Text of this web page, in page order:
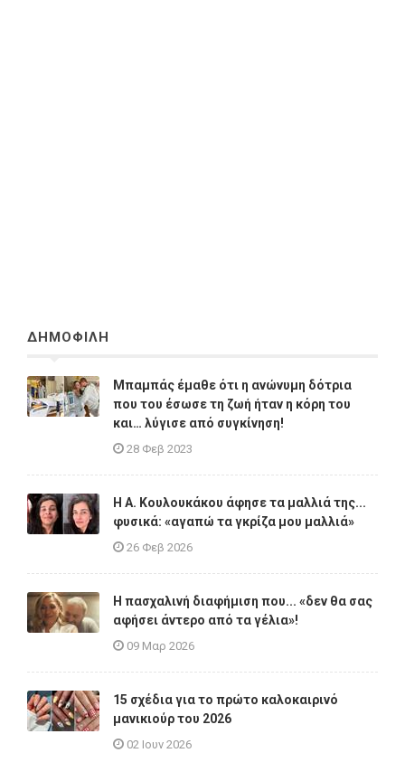
ΔΗΜΟΦΙΛΗ
Μπαμπάς έμαθε ότι η ανώνυμη δότρια
που του έσωσε τη ζωή ήταν η κόρη του
και… λύγισε από συγκίνηση!
28 Φεβ 2023
Η A. Κουλουκάκου άφησε τα μαλλιά της...
φυσικά: «αγαπώ τα γκρίζα μου μαλλιά»
26 Φεβ 2026
Η πασχαλινή διαφήμιση που... «δεν θα σας
αφήσει άντερο από τα γέλια»!
09 Μαρ 2026
15 σχέδια για το πρώτο καλοκαιρινό
μανικιούρ του 2026
02 Ιουν 2026